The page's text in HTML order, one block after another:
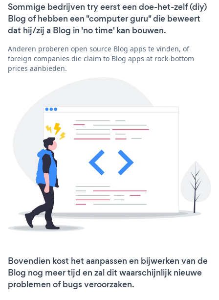
Sommige bedrijven try eerst een doe-het-zelf (diy)
Blog of hebben een "computer guru" die beweert
dat hij/zij a Blog in 'no time' kan bouwen.
Anderen proberen open source Blog apps te vinden, of
foreign companies die claim to Blog apps at rock-bottom
prices aanbieden.
Bovendien kost het aanpassen en bijwerken van de
Blog nog meer tijd en zal dit waarschijnlijk nieuwe
problemen of bugs veroorzaken.